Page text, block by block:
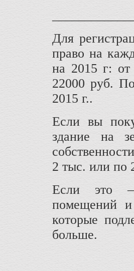
Для
право на
на 2015 г:
22000 руб.
2015 г..
Если вы
здание на
2 тыс. или по
Если это —
помещений и
которые
больше.